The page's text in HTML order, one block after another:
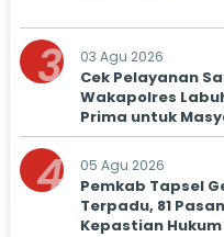
3 03 Agu 2026
Cek Pelayanan
Wakapolres
Prima untuk
4 05 Agu 2026
Pemkab Tapsel
Terpadu, 81
Kepastian Hukum